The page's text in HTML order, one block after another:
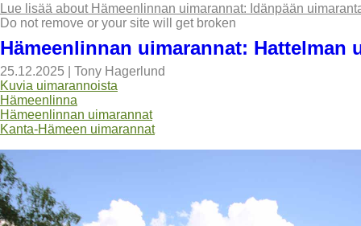
Lue lisää about Hämeenlinnan uimarannat: Idänpään
Do not remove or your site will get broken
Hämeenlinnan uimarannat: Hattelman
25.12.2025
Tony Hagerlund
Kuvia uimarannoista
Hämeenlinna
Hämeenlinnan uimarannat
Kanta-Hämeen uimarannat